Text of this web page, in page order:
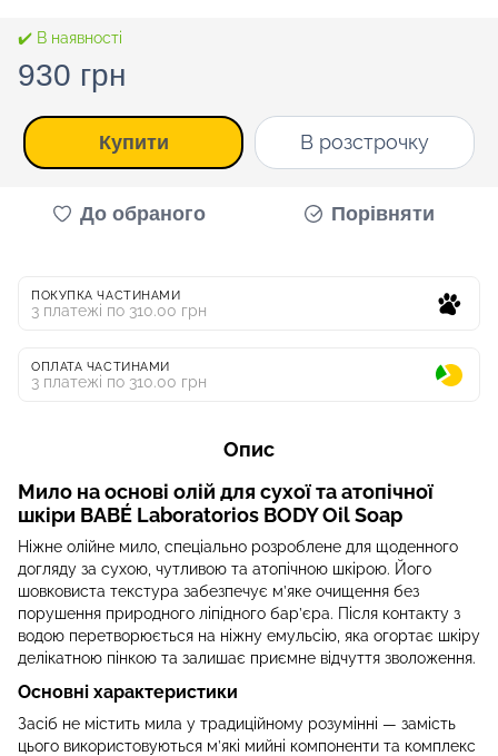
✔️ В наявності
930 грн
Купити В розстрочку
До обраного Порівняти
ПОКУПКА ЧАСТИНАМИ
3 платежі по 310.00 грн
ОПЛАТА ЧАСТИНАМИ
3 платежі по 310.00 грн
Опис
Мило на основі олій для сухої та атопічної
шкіри BABÉ Laboratorios BODY Oil Soap
Ніжне олійне мило, спеціально розроблене для щоденного
догляду за сухою, чутливою та атопічною шкірою. Його
шовковиста текстура забезпечує м’яке очищення без
порушення природного ліпідного бар’єра. Після контакту з
водою перетворюється на ніжну емульсію, яка огортає шкіру
делікатною пінкою та залишає приємне відчуття зволоження.
Основні характеристики
Засіб не містить мила у традиційному розумінні — замість
цього використовуються м’які мийні компоненти та комплекс